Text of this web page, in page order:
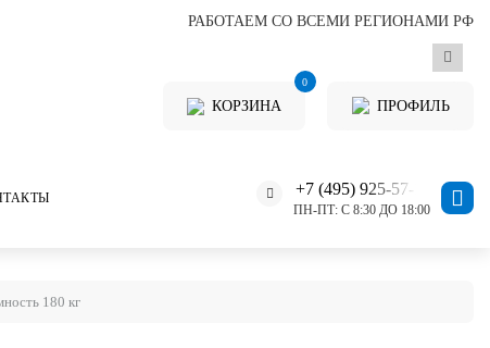
РАБОТАЕМ СО ВСЕМИ РЕГИОНАМИ РФ
КОРЗИНА
0
ПРОФИЛЬ
+7 (495) 925-57-11
ПН-ПТ: С 8:30 ДО 18:00
180 кг